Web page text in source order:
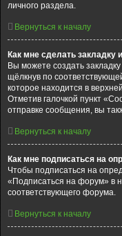
личного раздела.
Вернуться к началу
Как мне сделать
Вы можете создать
щёлкнув по
которое находится в
Отметив галочкой пункт
отправке сообщения, вы
Вернуться к началу
Как мне подписаться на
Чтобы подписаться на
«Подписаться на форум» в
соответствующего форума.
Вернуться к началу